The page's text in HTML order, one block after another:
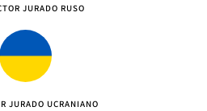
JURADO RUSO
JURADO UCRANIANO